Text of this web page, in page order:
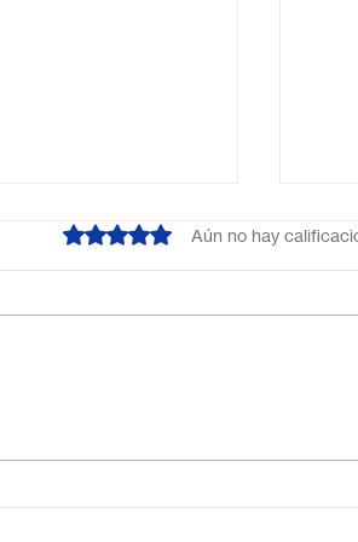
Obtuvo 0 de 5 estrellas.
Aún no hay